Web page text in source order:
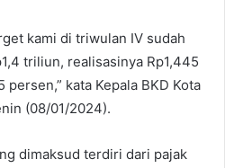
kami di triwulan IV sudah
triliun, realisasinya Rp1,445
kata Kepala BKD Kota
(08/01/2024).
dimaksud terdiri dari pajak